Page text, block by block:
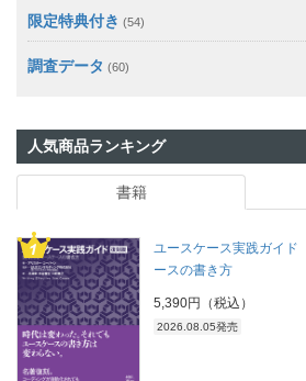
限定特典付き (54)
調査データ (60)
人気商品ランキング
書籍
ユースケース実践ガイド
ースの書き方
5,390円（税込）
2026.08.05発売